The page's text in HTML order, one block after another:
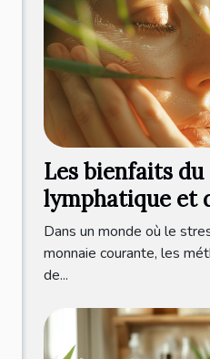
Les bienfaits du
lymphatique et
japonais
Dans un monde où le
monnaie courante, les
de...